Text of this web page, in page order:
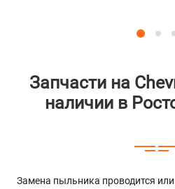
Запчасти на
наличии в
Замена пыльника проводится